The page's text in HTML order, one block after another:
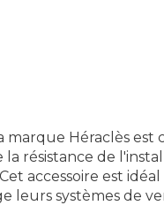
marque Héraclès
la résistance de
accessoire est
leurs systèmes de